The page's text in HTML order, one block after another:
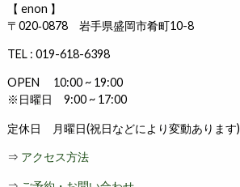
【 enon 】
〒020‐0878 岩手県盛岡市肴町10-8
TEL : 019-618-6398
OPEN 10:00 ~ 19:00
※日曜日 9:00 ~ 17:00
定休日 月曜日(祝日などにより変動あります)
⇒ アクセス方法